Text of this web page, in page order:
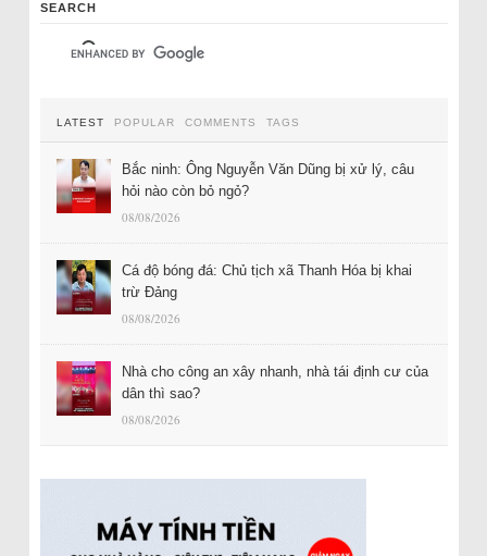
SEARCH
LATEST POPULAR COMMENTS TAGS
Bắc ninh: Ông Nguyễn Văn Dũng bị xử lý, câu
hỏi nào còn bỏ ngỏ?
08/08/2026
Cá độ bóng đá: Chủ tịch xã Thanh Hóa bị khai
trừ Đảng
08/08/2026
Nhà cho công an xây nhanh, nhà tái định cư của
dân thì sao?
08/08/2026